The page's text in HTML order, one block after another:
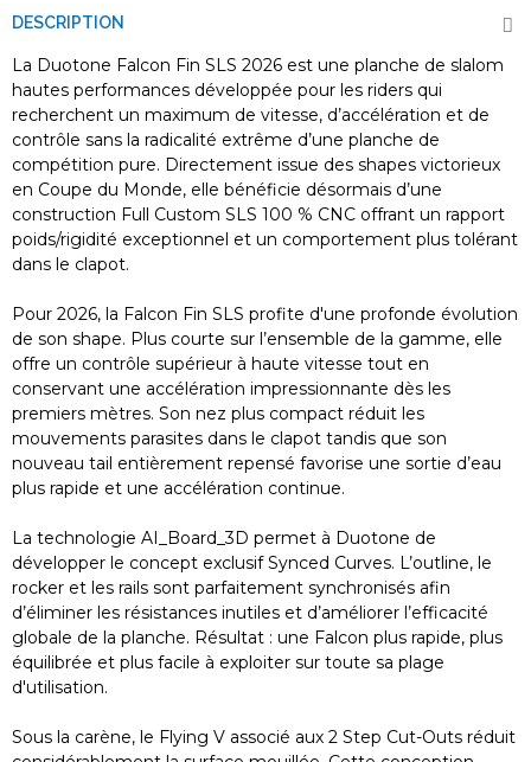
DESCRIPTION
La Duotone Falcon Fin SLS 2026 est une planche de slalom
hautes performances développée pour les riders qui
recherchent un maximum de vitesse, d’accélération et de
contrôle sans la radicalité extrême d’une planche de
compétition pure. Directement issue des shapes victorieux
en Coupe du Monde, elle bénéficie désormais d’une
construction Full Custom SLS 100 % CNC offrant un rapport
poids/rigidité exceptionnel et un comportement plus tolérant
dans le clapot.
Pour 2026, la Falcon Fin SLS profite d'une profonde évolution
de son shape. Plus courte sur l’ensemble de la gamme, elle
offre un contrôle supérieur à haute vitesse tout en
conservant une accélération impressionnante dès les
premiers mètres. Son nez plus compact réduit les
mouvements parasites dans le clapot tandis que son
nouveau tail entièrement repensé favorise une sortie d’eau
plus rapide et une accélération continue.
La technologie AI_Board_3D permet à Duotone de
développer le concept exclusif Synced Curves. L’outline, le
rocker et les rails sont parfaitement synchronisés afin
d’éliminer les résistances inutiles et d’améliorer l’efficacité
globale de la planche. Résultat : une Falcon plus rapide, plus
équilibrée et plus facile à exploiter sur toute sa plage
d'utilisation.
Sous la carène, le Flying V associé aux 2 Step Cut-Outs réduit